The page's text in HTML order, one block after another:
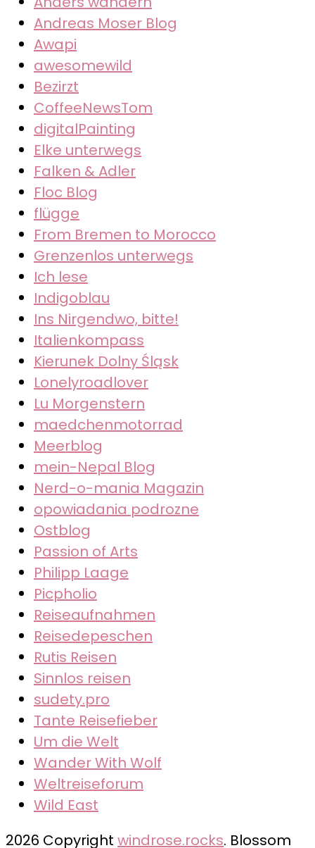
Andreas Moser Blog
Awapi
awesomewild
Bezirzt
CoffeeNewsTom
digitalPainting
Elke unterwegs
Falken & Adler
Floc Blog
flügge
From Bremen to Morocco
Grenzenlos unterwegs
Ich lese
Indigoblau
Ins Nirgendwo, bitte!
Italienkompass
Kierunek Dolny Śląsk
Lonelyroadlover
Lu Morgenstern
maedchenmotorrad
Meerblog
mein-Nepal Blog
Nerd-o-mania Magazin
opowiadania podrozne
Ostblog
Passion of Arts
Philipp Laage
Picpholio
Reiseaufnahmen
Reisedepeschen
Rutis Reisen
Sinnlos reisen
sudety.pro
Tante Reisefieber
Um die Welt
Wander With Wolf
Weltreiseforum
Wild East
2026 Copyright windrose.rocks. Blossom